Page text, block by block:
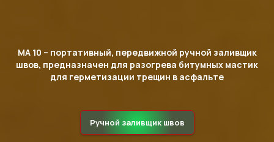
MA 10 – портативный, передвижной ручной заливщик
швов, предназначен для разогрева битумных мастик
для герметизации трещин в асфальте
Ручной заливщик швов